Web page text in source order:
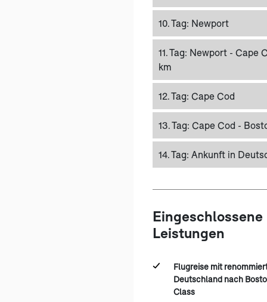
10. Tag: Newport
11. Tag: Newport - Cape
km
12. Tag: Cape Cod
13. Tag: Cape Cod -
14. Tag: Ankunft in
Eingeschlossene
Leistungen
Flugreise mit
Deutschland nach
Class